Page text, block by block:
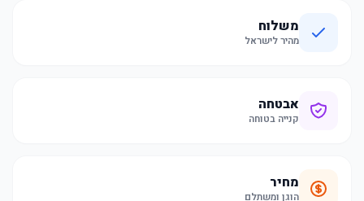
משלוח
מהיר לישראל
אבטחה
קנייה בטוחה
מחיר
הוגן ומשתלם